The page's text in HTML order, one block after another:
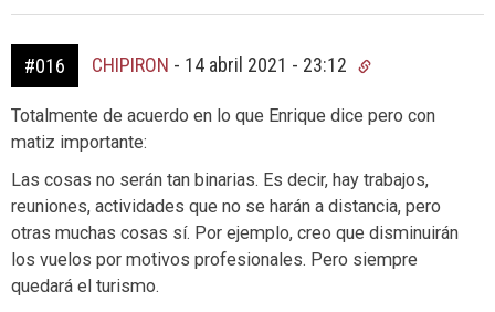
#016 CHIPIRON - 14 abril 2021 - 23:12
Totalmente de acuerdo en lo que Enrique dice pero con
matiz importante:
Las cosas no serán tan binarias. Es decir, hay trabajos,
reuniones, actividades que no se harán a distancia, pero
otras muchas cosas sí. Por ejemplo, creo que disminuirán
los vuelos por motivos profesionales. Pero siempre
quedará el turismo.